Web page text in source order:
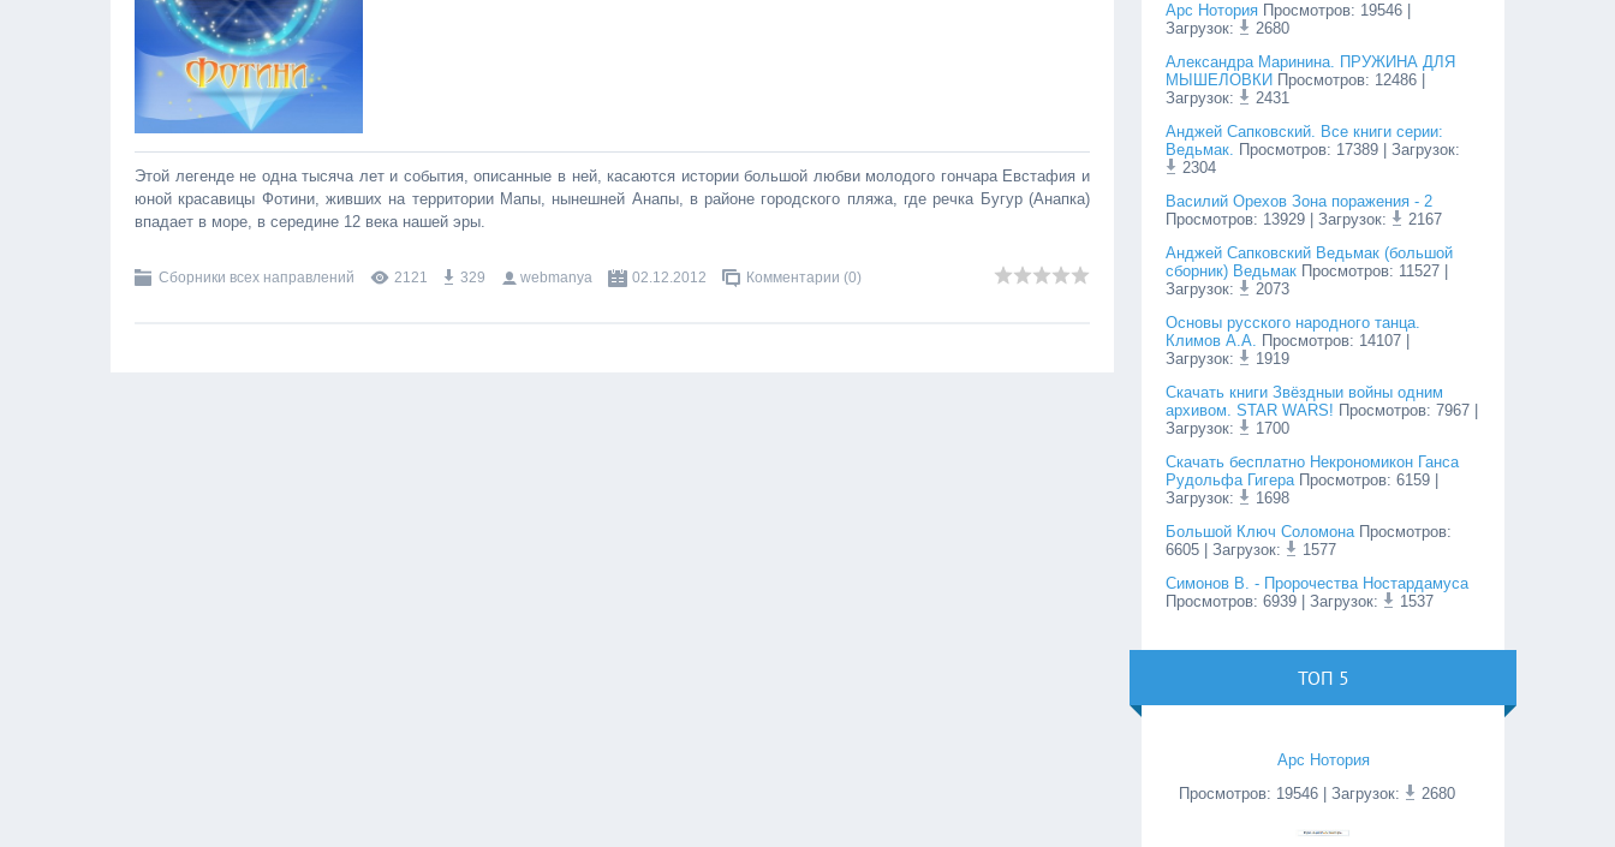
Этой легенде не одна тысяча лет и события, описанные в ней, касаются истории большой любви молодого гончара Евстафия и
юной красавицы Фотини, живших на территории Мапы, нынешней Анапы, в районе городского пляжа, где речка Бугур (Анапка)
впадает в море, в середине 12 века нашей эры.
Сборники всех направлений 2121 329 webmanya 02.12.2012 Комментарии (0)
Арс Нотория Просмотров: 19546
Загрузок:
2680
Александра Маринина. ПРУЖИНА ДЛЯ
МЫШЕЛОВКИ Просмотров: 12486
Загрузок:
2431
Анджей Сапковский. Все книги серии:
Ведьмак. Просмотров: 17389 | Загрузок:
2304
Василий Орехов Зона поражения - 2
Просмотров: 13929 | Загрузок:
2167
Анджей Сапковский Ведьмак (большой
сборник) Ведьмак Просмотров: 11527
Загрузок:
2073
Основы русского народного танца.
Климов А.А. Просмотров: 14107
Загрузок:
1919
Cкачать книги Звёздныи войны одним
архивом. STAR WARS! Просмотров:7967
Загрузок:
1700
Скачать бесплатно Некрономикон Ганса
Рудольфа Гигера Просмотров:6159
Загрузок:
1698
Большой Ключ Соломона Просмотров:
6605 | Загрузок:
1577
Симонов В. - Пророчества Ностардамуса
Просмотров:6939 | Загрузок: 1537
ТОП 5
Арс Нотория
Просмотров: 19546 | Загрузок: 2680